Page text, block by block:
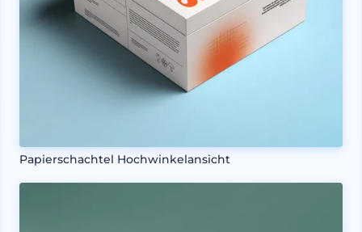
Papierschachtel Hochwinkelansicht